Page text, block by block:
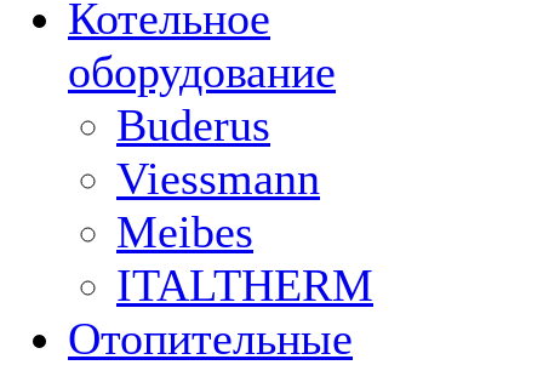
Котельное
оборудование
Buderus
Viessmann
Meibes
ITALTHERM
Отопительные